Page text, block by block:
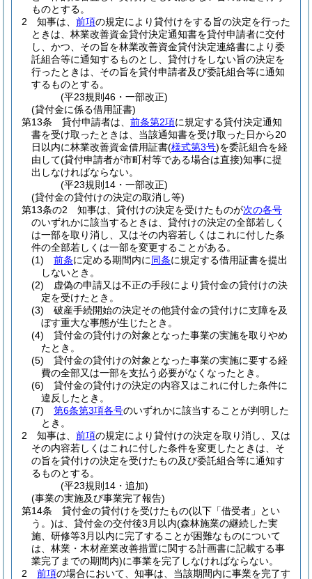
ものとする。
2
知事は、 前項の規定により貸付けをする旨の決定を行った
ときは、林業改善資金貸付決定通知書を貸付申請者に交付
し、かつ、その旨を林業改善資金貸付決定連絡書により委
託組合等に通知するものとし、貸付けをしない旨の決定を
行ったときは、その旨を貸付申請者及び委託組合等に通知
するものとする。
(平23規則46・一部改正)
(貸付金に係る借用証書)
第13条
貸付申請者は、 前条第2項に規定する貸付決定通知
書を受け取ったときは、当該通知書を受け取った日から20
日以内に林業改善資金借用証書(様式第3号)を委託組合を経
由して(貸付申請者が市町村等である場合は直接)知事に提
出しなければならない。
(平23規則14・一部改正)
(貸付金の貸付けの決定の取消し等)
第13条の2
知事は、貸付けの決定を受けたものが次の各号
のいずれかに該当するときは、貸付けの決定の全部若しく
は一部を取り消し、又はその内容若しくはこれに付した条
件の全部若しくは一部を変更することがある。
(1)
前条に定める期間内に同条に規定する借用証書を提出
しないとき。
(2)
虚偽の申請又は不正の手段により貸付金の貸付けの決
定を受けたとき。
(3)
破産手続開始の決定その他貸付金の貸付けに支障を及
ぼす重大な事態が生じたとき。
(4)
貸付金の貸付けの対象となった事業の実施を取りやめ
たとき。
(5)
貸付金の貸付けの対象となった事業の実施に要する経
費の全部又は一部を支払う必要がなくなったとき。
(6)
貸付金の貸付けの決定の内容又はこれに付した条件に
違反したとき。
(7)
第6条第3項各号のいずれかに該当することが判明した
とき。
2
知事は、 前項の規定により貸付けの決定を取り消し、又は
その内容若しくはこれに付した条件を変更したときは、そ
の旨を貸付けの決定を受けたもの及び委託組合等に通知す
るものとする。
(平23規則14・追加)
(事業の実施及び事業完了報告)
第14条
貸付金の貸付けを受けたもの(以下「借受者」とい
う。)は、貸付金の交付後3月以内(森林施業の継続した実
施、研修等3月以内に完了することが困難なものについて
は、林業・木材産業改善措置に関する計画書に記載する事
業完了までの期間内)に事業を完了しなければならない。
2
前項の場合において、知事は、当該期間内に事業を完了す